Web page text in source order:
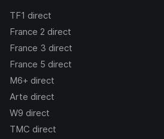
TF1 direct
France 2 direct
France 3 direct
France 5 direct
M6+ direct
Arte direct
W9 direct
TMC direct